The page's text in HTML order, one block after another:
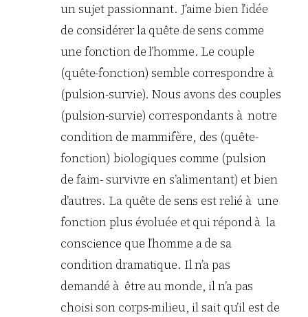
un sujet passionnant. J’aime bien l’idée
de considérer la quête de sens comme
une fonction de l’homme. Le couple
(quête-fonction) semble correspondre à
(pulsion-survie). Nous avons des couples
(pulsion-survie) correspondants à notre
condition de mammifère, des (quête-
fonction) biologiques comme (pulsion
de faim- survivre en s’alimentant) et bien
d’autres. La quête de sens est relié à une
fonction plus évoluée et qui répond à la
conscience que l’homme a de sa
condition dramatique. Il n’a pas
demandé à être au monde, il n’a pas
choisi son corps-milieu, il sait qu’il est de